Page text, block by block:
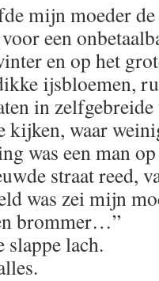
mijn moeder
een
en op het
ijsbloemen,
in
kijken, waar
was een man
straat reed,
was zei mijn
brommer…”
slappe lach.